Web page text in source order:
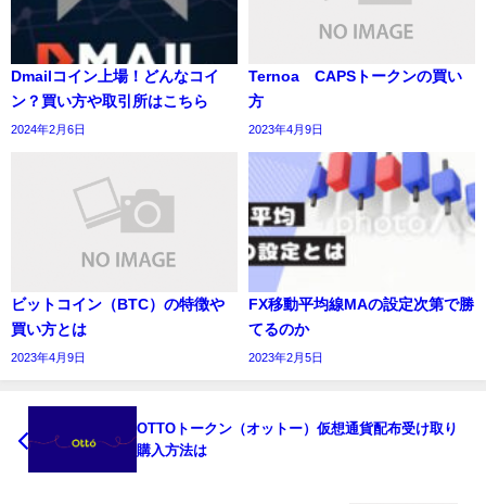
Dmailコイン上場！どんなコイ
ン？買い方や取引所はこちら
2024年2月6日
Ternoa CAPSトークンの買い
方
2023年4月9日
ビットコイン（BTC）の特徴や
買い方とは
2023年4月9日
FX移動平均線MAの設定次第で勝
てるのか
2023年2月5日
OTTOトークン（オットー）仮想通貨配布受け取り
購入方法は